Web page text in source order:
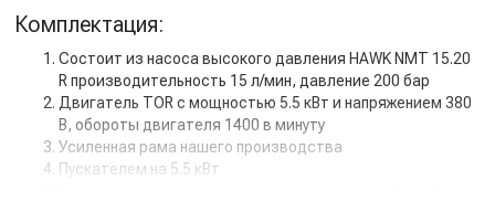
Комплектация:
Состоит из насоса высокого давления HAWK NMT 15.20
R производительность 15 л/мин, давление 200 бар
Двигатель TOR с мощностью 5.5 кВт и напряжением 380
В, обороты двигателя 1400 в минуту
Усиленная рама нашего производства
Пускателем на 5.5 кВт